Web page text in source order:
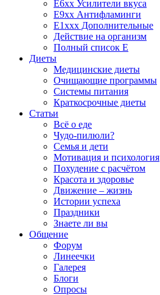
E6xx Усилители вкуса
E9xx Антифламинги
E1xxx Дополнительные
Действие на организм
Полный список E
Диеты
Медицинские диеты
Очищающие программы
Системы питания
Краткосрочные диеты
Статьи
Всё о еде
Чудо-пилюли?
Семья и дети
Мотивация и психология
Похудение с расчётом
Красота и здоровье
Движение – жизнь
Истории успеха
Праздники
Знаете ли вы
Общение
Форум
Линеечки
Галерея
Блоги
Опросы